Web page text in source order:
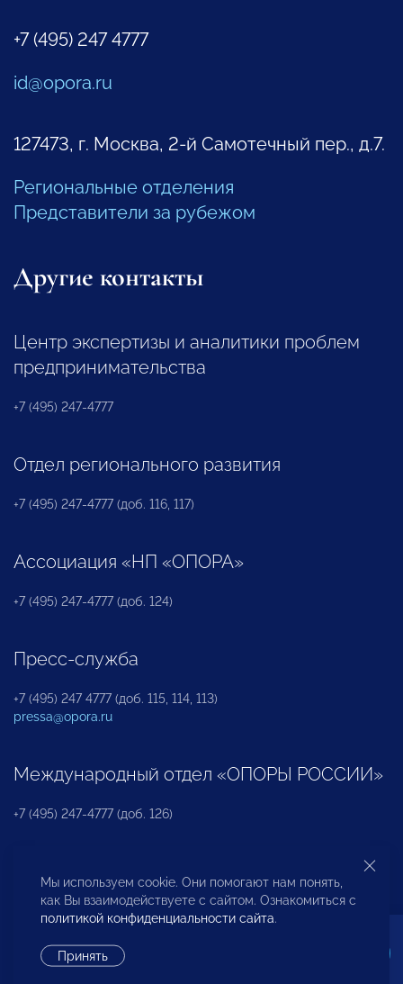
+7 (495) 247 4777
id@opora.ru
127473, г. Москва, 2-й Самотечный пер., д.7.
Региональные отделения
Представители за рубежом
Другие контакты
Центр экспертизы и аналитики проблем
предпринимательства
+7 (495) 247-4777
Отдел регионального развития
+7 (495) 247-4777 (доб. 116, 117)
Ассоциация «НП «ОПОРА»
+7 (495) 247-4777 (доб. 124)
Пресс-служба
+7 (495) 247 4777 (доб. 115, 114, 113)
pressa@opora.ru
Международный отдел «ОПОРЫ РОССИИ»
+7 (495) 247-4777 (доб. 126)
Бюро по защите прав предпринимателей и
инвесторов
Мы используем cookie. Они помогают нам понять,
как Вы взаимодействуете с сайтом. Ознакомиться с
политикой конфиденциальности сайта.
Принять